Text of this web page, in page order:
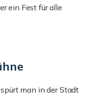
ein Fest für alle
man in der Stadt